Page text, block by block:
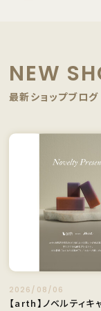
NEW
最新ショップブログ
2026/08/06
【arth】ノベルティキ